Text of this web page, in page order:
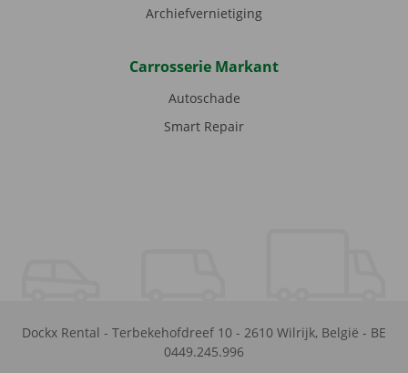
Archiefvernietiging
Carrosserie Markant
Autoschade
Smart Repair
Dockx Rental - Terbekehofdreef 10 - 2610 Wilrijk, België - BE
0449.245.996